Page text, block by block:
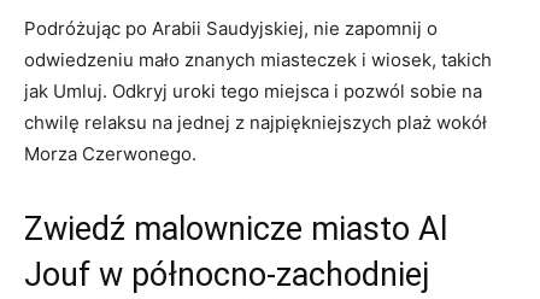
Podróżując po Arabii‍ Saudyjskiej, nie zapomnij o
odwiedzeniu ​mało znanych miasteczek i wiosek, takich
jak Umluj. Odkryj uroki tego miejsca i pozwól sobie na
chwilę relaksu na jednej z najpiękniejszych plaż wokół
Morza Czerwonego.
Zwiedź malownicze miasto Al
Jouf w ⁤północno-zachodniej